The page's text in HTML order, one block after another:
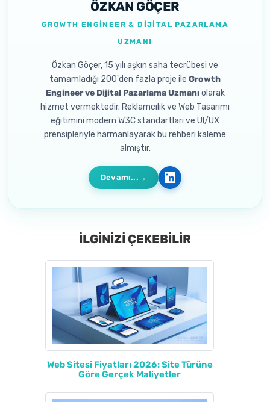
ÖZKAN GÖÇER
GROWTH ENGINEER & DIJITAL PAZARLAMA
UZMANI
Özkan Göçer, 15 yılı aşkın saha tecrübesi ve
tamamladığı 200'den fazla proje ile Growth
Engineer ve Dijital Pazarlama Uzmanıolarak
hizmet vermektedir. Reklamcılık ve Web Tasarımı
eğitimini modern W3C standartları ve UI/UX
prensipleriyle harmanlayarak bu rehberi kaleme
almıştır.
Devamı...
İLGİNİZİ ÇEKEBİLİR
Web Sitesi Fiyatları 2026: Site Türüne
Göre Gerçek Maliyetler